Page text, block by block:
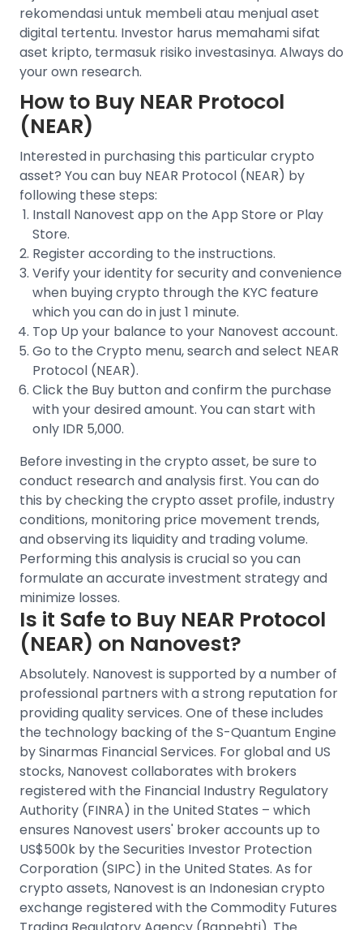
rekomendasi untuk membeli atau menjual aset
digital tertentu. Investor harus memahami sifat
aset kripto, termasuk risiko investasinya. Always do
your own research.
How to Buy NEAR Protocol
(NEAR)
Interested in purchasing this particular crypto
asset? You can buy NEAR Protocol (NEAR) by
following these steps:
Install Nanovest app on the App Store or Play
Store.
Register according to the instructions.
Verify your identity for security and convenience
when buying crypto through the KYC feature
which you can do in just 1 minute.
Top Up your balance to your Nanovest account.
Go to the Crypto menu, search and select NEAR
Protocol (NEAR).
Click the Buy button and confirm the purchase
with your desired amount. You can start with
only IDR 5,000.
Before investing in the crypto asset, be sure to
conduct research and analysis first. You can do
this by checking the crypto asset profile, industry
conditions, monitoring price movement trends,
and observing its liquidity and trading volume.
Performing this analysis is crucial so you can
formulate an accurate investment strategy and
minimize losses.
Is it Safe to Buy NEAR Protocol
(NEAR) on Nanovest?
Absolutely. Nanovest is supported by a number of
professional partners with a strong reputation for
providing quality services. One of these includes
the technology backing of the S-Quantum Engine
by Sinarmas Financial Services. Forglobal and US
stocks, Nanovest collaborates with brokers
registered with the Financial Industry Regulatory
Authority (FINRA) in the United States – which
ensures Nanovest users' broker accounts up to
US$500k by the Securities Investor Protection
Corporation (SIPC) in the United States. As for
crypto assets, Nanovest is an Indonesian crypto
exchange registered with the Commodity Futures